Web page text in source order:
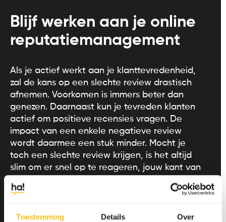
Toestemming Details Over
Blijf werken aan je online
reputatiemanagement
Als je actief werkt aan je klanttevredenheid,
zal de kans op een slechte review drastisch
afnemen. Voorkomen is immers beter dan
genezen. Daarnaast kun je tevreden klanten
actief om positieve recensies vragen. De
impact van een enkele negatieve review
wordt daarmee een stuk minder. Mocht je
toch een slechte review krijgen, is het altijd
slim om er snel op te reageren, jouw kant van
buigen naar een positieve!
Reviews zijn echter slechts een onderdeel van